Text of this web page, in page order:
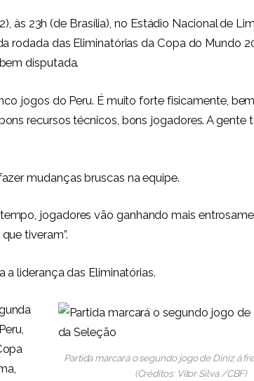
às 23h (de Brasília), no Estádio Nacional de
rodada das Eliminatórias da Copa do Mundo
disputada.
jogos do Peru. É muito forte fisicamente,
recursos técnicos, bons jogadores. A gente
mudanças bruscas na equipe.
jogadores vão ganhando mais
tiveram”.
a liderança das Eliminatórias.
Partida marcará o segundo jogo de Diniz à
(Créditos: Vitor Silva /CBF)